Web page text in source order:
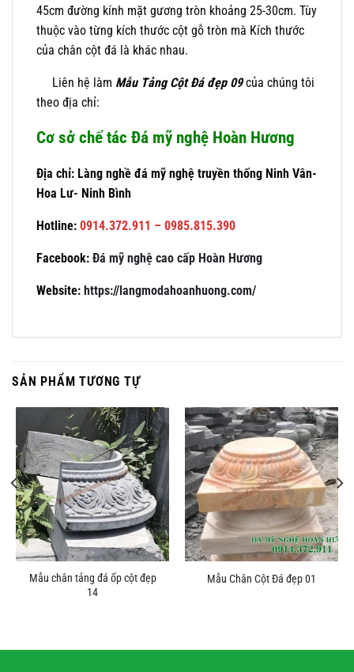
45cm đường kính mặt gương tròn khoảng 25-30cm. Tùy
thuộc vào từng kích thước cột gỗ tròn mà Kích thước
của chân cột đá là khác nhau.
Liên hệ làm Mẫu Tảng Cột Đá đẹp 09của chúng tôi
theo địa chỉ:
Cơ sở chế tác Đá mỹ nghệ Hoàn Hương
Địa chỉ: Làng nghề đá mỹ nghệ truyền thống Ninh Vân-
Hoa Lư- Ninh Bình
Hotline: 0914.372.911 – 0985.815.390
Facebook: Đá mỹ nghệ cao cấp Hoàn Hương
Website: https://langmodahoanhuong.com/
SẢN PHẨM TƯƠNG TỰ
Mẫu chân tảng đá ốp cột đẹp
14
Mẫu Chân Cột Đá đẹp 01